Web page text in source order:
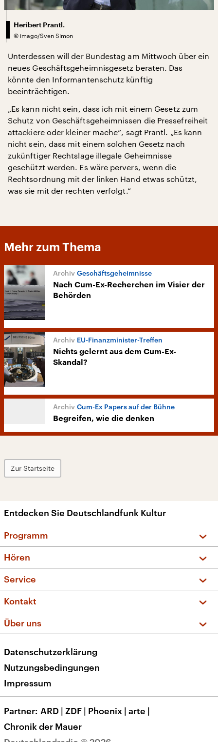
Heribert Prantl.
© imago/Sven Simon
Unterdessen will der Bundestag am Mittwoch über ein
neues Geschäftsgeheimnisgesetz beraten. Das
könnte den Informantenschutz künftig
beeinträchtigen.
„Es kann nicht sein, dass ich mit einem Gesetz zum
Schutz von Geschäftsgeheimnissen die Pressefreiheit
attackiere oder kleiner mache“, sagt Prantl. „Es kann
nicht sein, dass mit einem solchen Gesetz nach
zukünftiger Rechtslage illegale Geheimnisse
geschützt werden. Es wäre pervers, wenn die
Rechtsordnung mit der linken Hand etwas schützt,
was sie mit der rechten verfolgt.“
Mehr zum Thema
Geschäftsgeheimnisse
Nach Cum-Ex-Recherchen im Visier der
Behörden
EU-Finanzminister-Treffen
Nichts gelernt aus dem Cum-Ex-
Skandal?
Cum-Ex Papers auf der Bühne
Begreifen, wie die denken
Zur Startseite
Entdecken Sie Deutschlandfunk Kultur
Programm
Sendungen und Podcasts
Musikliste
Kakadu – Das Kinderprogramm
Hören
Frequenzen (UKW + DAB+)
Service
FAQ
Apps
Newsletter
Veranstaltungen
Kontakt
Social Media
Über uns
Presse
Karriere
Transparenz
Datenschutzerklärung
Nutzungsbedingungen
Impressum
Partner ARD | ZDF | Phoenix | arte |
Chronik der Mauer